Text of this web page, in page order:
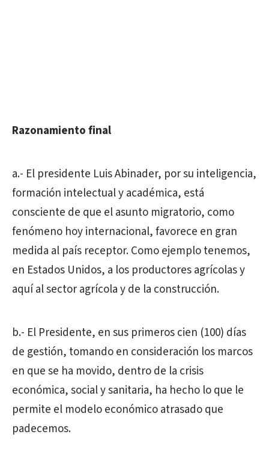
Razonamiento final
a.- El presidente Luis Abinader, por su inteligencia,
formación intelectual y académica, está
consciente de que el asunto migratorio, como
fenómeno hoy internacional, favorece en gran
medida al país receptor. Como ejemplo tenemos,
en Estados Unidos, a los productores agrícolas y
aquí al sector agrícola y de la construcción.
b.- El Presidente, en sus primeros cien (100) días
de gestión, tomando en consideración los marcos
en que se ha movido, dentro de la crisis
económica, social y sanitaria, ha hecho lo que le
permite el modelo económico atrasado que
padecemos.